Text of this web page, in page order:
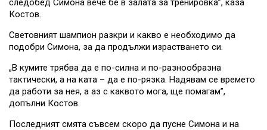
следобед Симона вече бе в залата за тренировка”, каза
Костов.
Световният шампион разкри и какво е необходимо да
подобри Симона, за да продължи израстването си.
„В кумите трябва да е по-силна и по-разнообразна
тактически, а на ката – да е по-рязка. Надявам се времето
да работи за нея, а аз с каквото мога, ще помагам”,
допълни Костов.
Последният смята съвсем скоро да пусне Симона и на